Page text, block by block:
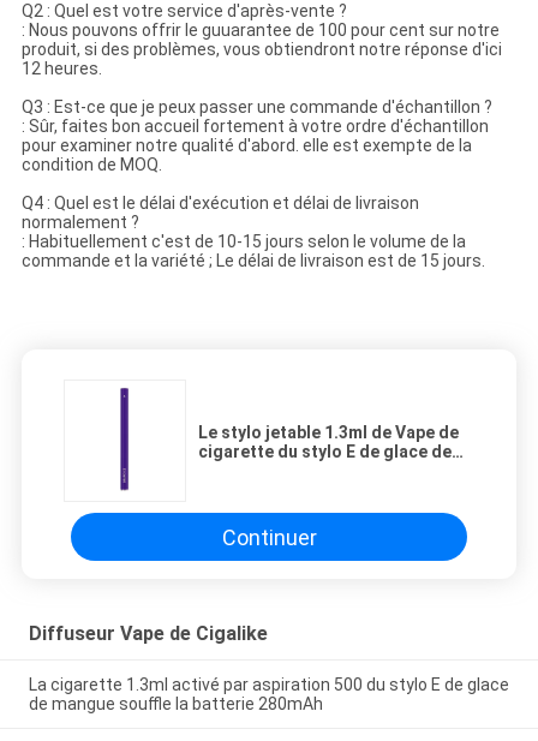
Q2 : Quel est votre service d'après-vente ?
: Nous pouvons offrir le guuarantee de 100 pour cent sur notre
produit, si des problèmes, vous obtiendront notre réponse d'ici
12 heures.
Q3 : Est-ce que je peux passer une commande d'échantillon ?
: Sûr, faites bon accueil fortement à votre ordre d'échantillon
pour examiner notre qualité d'abord. elle est exempte de la
condition de MOQ.
Q4 : Quel est le délai d'exécution et délai de livraison
normalement ?
: Habituellement c'est de 10-15 jours selon le volume de la
commande et la variété ; Le délai de livraison est de 15 jours.
Le stylo jetable 1.3ml de Vape de
cigarette du stylo E de glace de
Continuer
Diffuseur Vape de Cigalike
La cigarette 1.3ml activé par aspiration 500 du stylo E de glace
de mangue souffle la batterie 280mAh